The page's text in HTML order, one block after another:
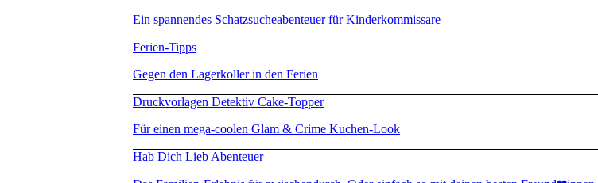
Ein spannendes Schatzsucheabenteuer für Kinderkommissare
Ferien-Tipps
Gegen den Lagerkoller in den Ferien
Druckvorlagen Detektiv Cake-Topper
Für einen mega-coolen Glam & Crime Kuchen-Look
Hab Dich Lieb Abenteuer